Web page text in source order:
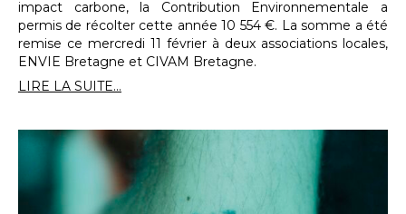
impact carbone, la Contribution Environnementale a
permis de récolter cette année 10 554 €. La somme a été
remise ce mercredi 11 février à deux associations locales,
ENVIE Bretagne et CIVAM Bretagne.
LIRE LA SUITE...